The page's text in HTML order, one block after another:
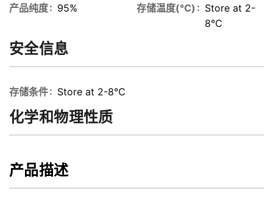
产品纯度 95% 存储温度(℃)
Store at 2-
8℃
安全信息
存储条件 Store at 2-8℃
化学和物理性质
产品描述